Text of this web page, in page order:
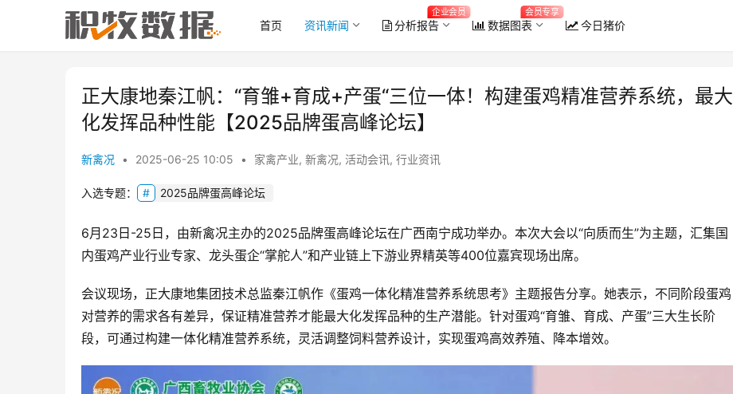
首页 资讯新闻 分析报告
企业会员
数据图表
会员专享
今日猪价
正大康地秦江帆：“育雏+育成+产蛋“三位一体！构建蛋鸡精准营养系统，最大
化发挥品种性能【2025品牌蛋高峰论坛】
新禽况 • 2025-06-25 10:05 • 家禽产业, 新禽况, 活动会讯, 行业资讯
入选专题： 2025品牌蛋高峰论坛
6月23日-25日，由新禽况主办的2025品牌蛋高峰论坛在广西南宁成功举办。本次大会以“向质而生”为主题，汇集国
内蛋鸡产业行业专家、龙头蛋企“掌舵人”和产业链上下游业界精英等400位嘉宾现场出席。
会议现场，正大康地集团技术总监秦江帆作《蛋鸡一体化精准营养系统思考》主题报告分享。她表示，不同阶段蛋鸡
对营养的需求各有差异，保证精准营养才能最大化发挥品种的生产潜能。针对蛋鸡“育雏、育成、产蛋”三大生长阶
段，可通过构建一体化精准营养系统，灵活调整饲料营养设计，实现蛋鸡高效养殖、降本增效。